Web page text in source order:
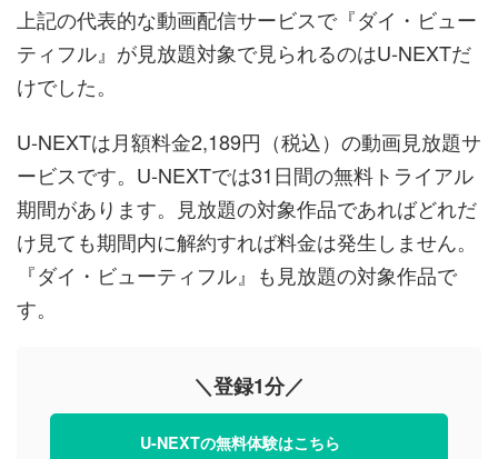
上記の代表的な動画配信サービスで『ダイ・ビュー
ティフル』が見放題対象で見られるのはU-NEXTだ
けでした。
U-NEXTは月額料金2,189円（税込）の動画見放題サ
ービスです。U-NEXTでは31日間の無料トライアル
期間があります。見放題の対象作品であればどれだ
け見ても期間内に解約すれば料金は発生しません。
『ダイ・ビューティフル』も見放題の対象作品で
す。
＼登録1分／
U-NEXTの無料体験はこちら